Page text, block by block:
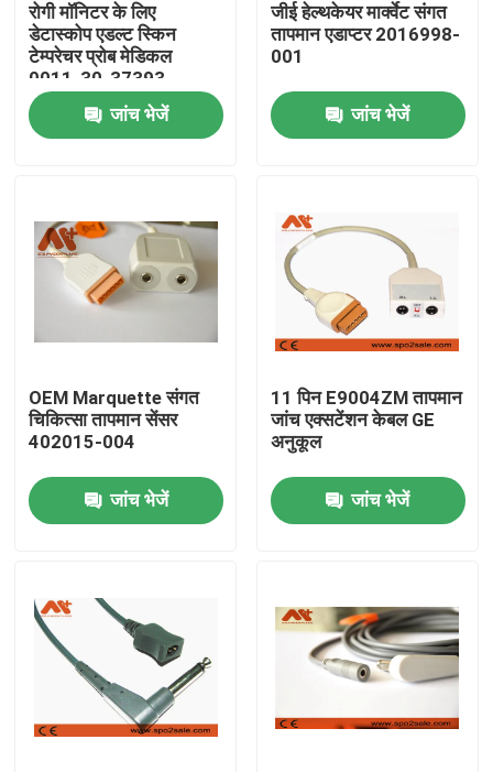
होम
हमारे बारे में
फैक्टरी यात्रा
गुणवत्ता नियंत्रण
हमसे संपर्क करें
ईसीजी रोगी केबल
रोगी मॉनिटर केबल
रोगी मॉनिटर के लिए
डेटास्कोप एडल्ट स्किन
टेम्परेचर प्रोब मेडिकल
0011-30-37393
जांच भेजें
जीई हेल्थकेयर मार्क्वेट संगत
तापमान एडाप्टर 2016998-
001
जांच भेजें
OEM Marquette संगत
चिकित्सा तापमान सेंसर
402015-004
जांच भेजें
11 पिन E9004ZM तापमान
जांच एक्सटेंशन केबल GE
अनुकूल
जांच भेजें